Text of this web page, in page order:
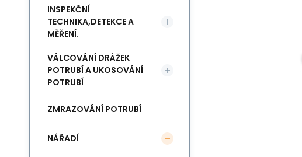
INSPEKČNÍ
TECHNIKA,DETEKCE A
MĚŘENÍ.
VÁLCOVÁNÍ DRÁŽEK
POTRUBÍ A UKOSOVÁNÍ
POTRUBÍ
ZMRAZOVÁNÍ POTRUBÍ
NÁŘADÍ